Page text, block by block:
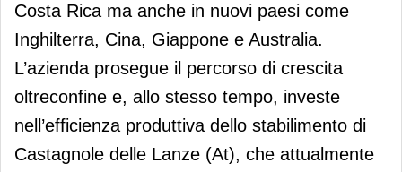
Costa Rica ma anche in nuovi paesi come
Inghilterra, Cina, Giappone e Australia.
L’azienda prosegue il percorso di crescita
oltreconfine e, allo stesso tempo, investe
nell’efficienza produttiva dello stabilimento di
Castagnole delle Lanze (At), che attualmente